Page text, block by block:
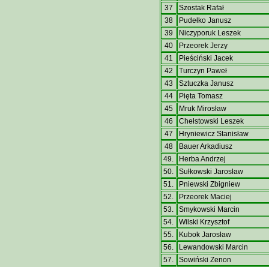
37
Szostak Rafał
38
Pudełko Janusz
39
Niczyporuk Leszek
40
Przeorek Jerzy
41
Pieściński Jacek
42
Turczyn Paweł
43
Sztuczka Janusz
44
Pięta Tomasz
45
Mruk Mirosław
46
Chełstowski Leszek
47
Hryniewicz Stanisław
48
Bauer Arkadiusz
49.
Herba Andrzej
50.
Sułkowski Jarosław
51.
Pniewski Zbigniew
52.
Przeorek Maciej
53.
Smykowski Marcin
54.
Wilski Krzysztof
55.
Kubok Jarosław
56.
Lewandowski Marcin
57.
Sowiński Zenon